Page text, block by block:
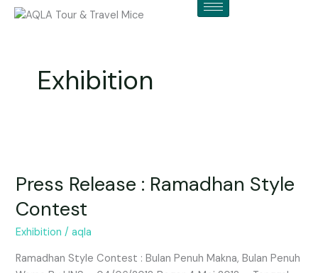
Skip
Exhibition
Press Release : Ramadhan Style
Contest
Exhibition /aqla
Ramadhan Style Contest : Bulan Penuh Makna, Bulan Penuh
:
Style
Contest